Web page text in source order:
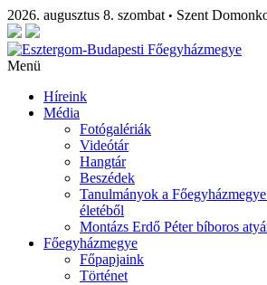
2026. augusztus 8. szombat • Szent
Menü
Híreink
Média
Fotógalériák
Videótár
Hangtár
Beszédek
Tanulmányok a
életéből
Montázs Erdő Péter bíboros
Főegyházmegye
Főpapjaink
Történet